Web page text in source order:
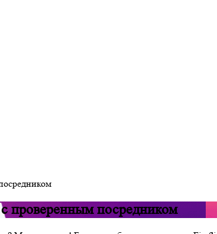
проверенным посредником